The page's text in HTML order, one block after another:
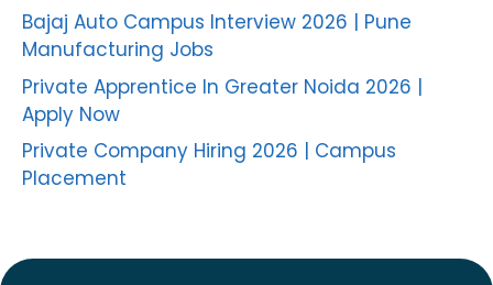
Bajaj Auto Campus Interview 2026 | Pune
Manufacturing Jobs
Private Apprentice In Greater Noida 2026 |
Apply Now
Private Company Hiring 2026 | Campus
Placement